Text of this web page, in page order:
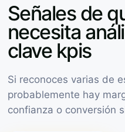
Señales de
necesita
clave kpis
Si reconoces varias de
probablemente hay
confianza o conversión